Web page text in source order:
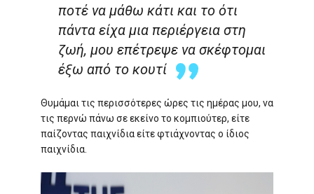
ποτέ να μάθω κάτι και το ότι
πάντα είχα μια περιέργεια στη
ζωή, μου επέτρεψε να σκέφτομαι
έξω από το κουτί
Θυμάμαι τις περισσότερες ώρες τις ημέρας μου, να
τις περνώ πάνω σε εκείνο το κομπιούτερ, είτε
παίζοντας παιχνίδια είτε φτιάχνοντας ο ίδιος
παιχνίδια.